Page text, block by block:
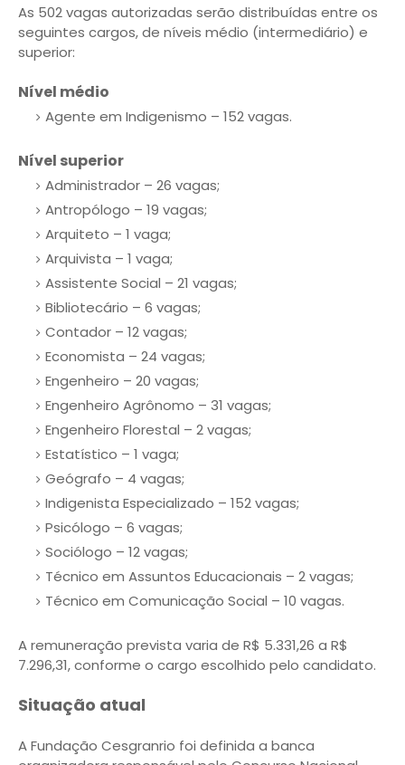
As 502 vagas autorizadas serão distribuídas entre os
seguintes cargos, de níveis médio (intermediário) e
superior:
Nível médio
Agente em Indigenismo – 152 vagas.
Nível superior
Administrador – 26 vagas;
Antropólogo – 19 vagas;
Arquiteto – 1 vaga;
Arquivista – 1 vaga;
Assistente Social – 21 vagas;
Bibliotecário – 6 vagas;
Contador – 12 vagas;
Economista – 24 vagas;
Engenheiro – 20 vagas;
Engenheiro Agrônomo – 31 vagas;
Engenheiro Florestal – 2 vagas;
Estatístico – 1 vaga;
Geógrafo – 4 vagas;
Indigenista Especializado – 152 vagas;
Psicólogo – 6 vagas;
Sociólogo – 12 vagas;
Técnico em Assuntos Educacionais – 2 vagas;
Técnico em Comunicação Social – 10 vagas.
A remuneração prevista varia de R$ 5.331,26 a R$
7.296,31, conforme o cargo escolhido pelo candidato.
Situação atual
A Fundação Cesgranrio foi definida a banca